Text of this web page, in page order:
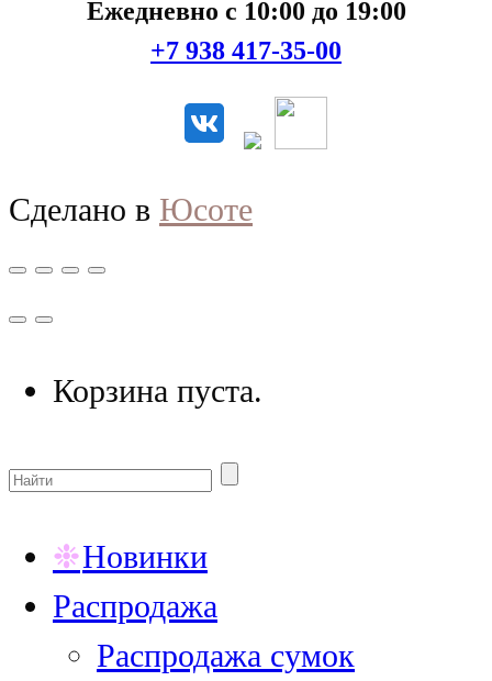
Ежедневно с 10:00 до 19:00
+7 938 417-35-00
Сделано в Юсоте
Корзина пуста.
Новинки
Распродажа
Распродажа сумок